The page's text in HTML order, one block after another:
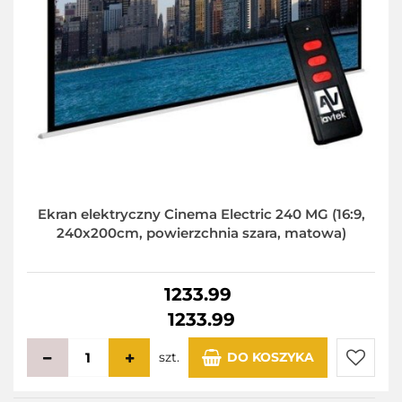
Ekran elektryczny Cinema Electric 240 MG (16:9,
240x200cm, powierzchnia szara, matowa)
1233.99
1233.99
szt. DO KOSZYKA